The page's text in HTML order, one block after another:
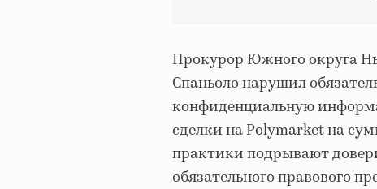
Прокурор Южного округа
Спаньоло нарушил
конфиденциальную
сделки на Polymarket на
практики подрывают
обязательного правового